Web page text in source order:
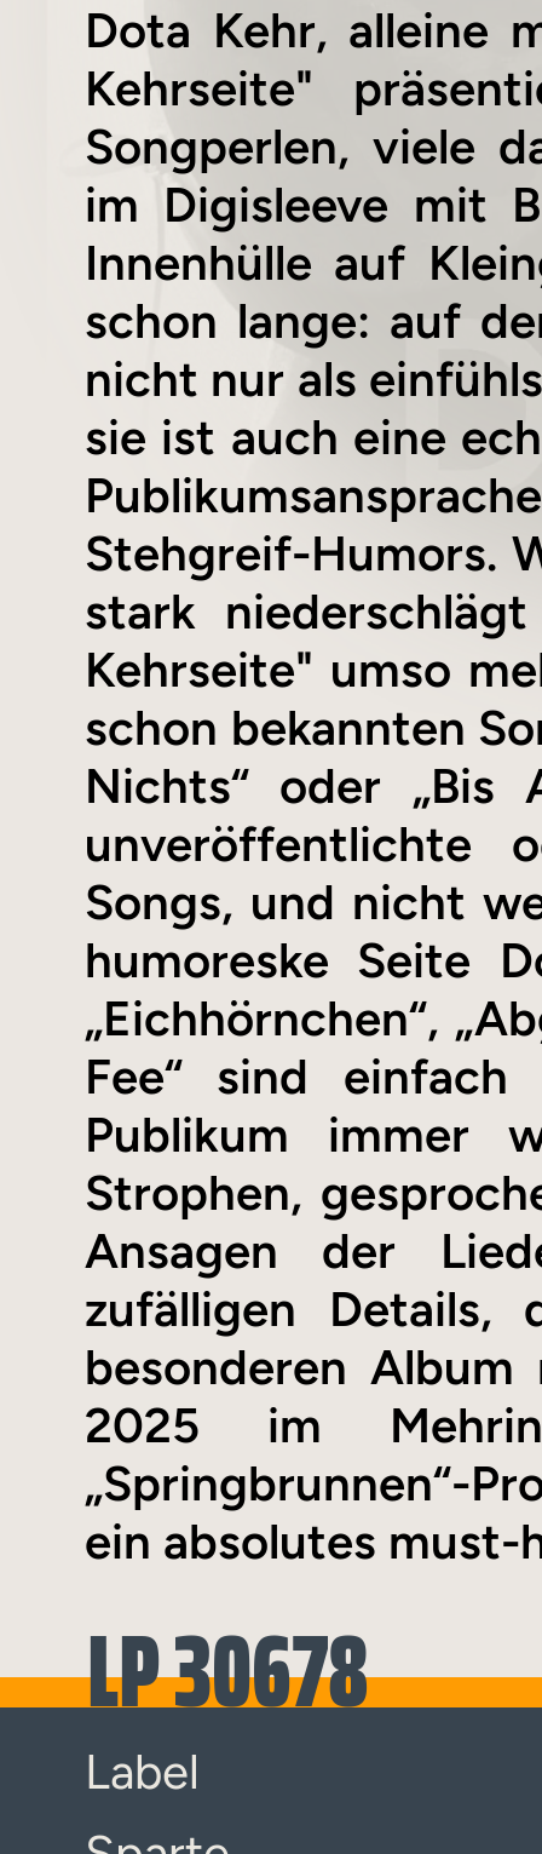
Dota Kehr, alleine
Kehrseite"
Songperlen, viele
im Digisleeve mit
Innenhülle auf
schon lange: auf
nicht nur als
sie ist auch eine
Stehgreif-Humors.
stark
Kehrseite" umso
schon bekannten
Nichts“ oder „Bis
unveröffentlichte
Songs, und nicht
humoreske Seite
„Eichhörnchen“,
Fee“ sind
Publikum immer
Strophen,
Ansagen der
zufälligen Details,
besonderen
2025 im
„Springbrunnen“-
ein absolutes must-
LP 30678
Label